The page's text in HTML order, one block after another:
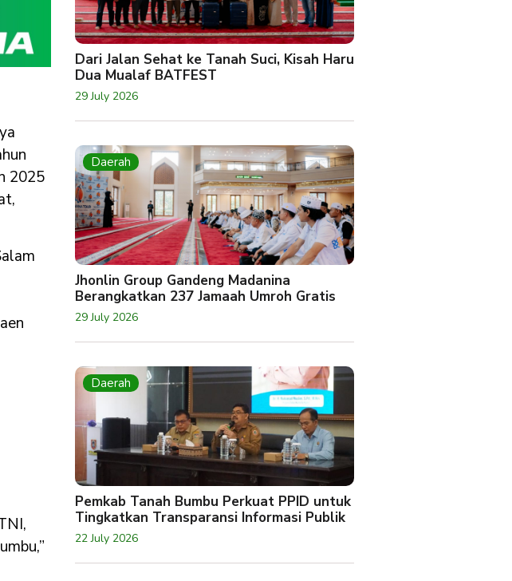
2025
Dari Jalan Sehat ke Tanah Suci, Kisah Haru
Dua Mualaf BATFEST
29 July 2026
Daerah
Jhonlin Group Gandeng Madanina
Berangkatkan 237 Jamaah Umroh Gratis
29 July 2026
Daerah
Pemkab Tanah Bumbu Perkuat PPID untuk
Tingkatkan Transparansi Informasi Publik
22 July 2026